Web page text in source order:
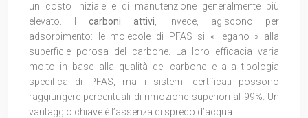
un costo iniziale e di manutenzione generalmente più
elevato. I carboni attivi , invece, agiscono per
adsorbimento: le molecole di PFAS si « legano » alla
superficie porosa del carbone. La loro efficacia varia
molto in base alla qualità del carbone e alla tipologia
specifica di PFAS, ma i sistemi certificati possono
raggiungere percentuali di rimozione superiori al 99%. Un
vantaggio chiave è l’assenza di spreco d’acqua.